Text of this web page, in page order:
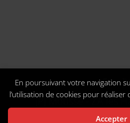
En poursuivant votre navigation
l’utilisation de cookies pour réaliser
Accepter
JPJ Mousse - ZA les
Aillant sur Tholon